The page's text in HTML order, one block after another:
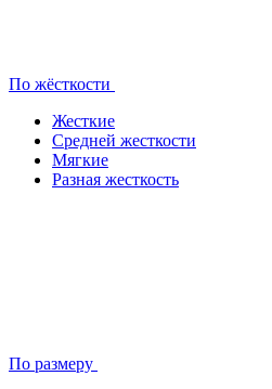
По жёсткости
Жесткие
Средней жесткости
Мягкие
Разная жесткость
По размеру